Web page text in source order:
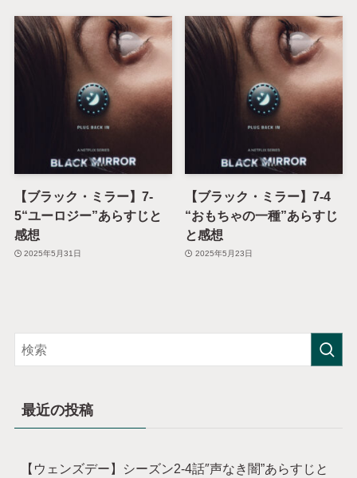
【ブラック・ミラー】7-
5“ユーロジー”あらすじと
感想
2025年5月31日
【ブラック・ミラー】7-4
“おもちゃの一種”あらすじ
と感想
2025年5月23日
最近の投稿
【ウェンズデー】シーズン2-4話″声なき闇”あらすじと